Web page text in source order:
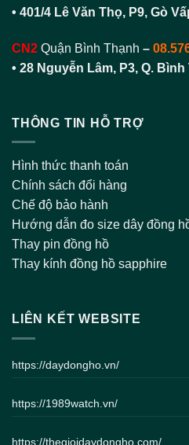
• 401/4 Lê Văn Thọ, P9, Gò
CN2 Quận Bình Thạnh –
• 28 Nguyễn Lâm, P3, Q. Bình
THÔNG TIN HỖ TRỢ
Hình thức thanh toán
Chính sách đổi hàng
Chế độ bảo hành
Hướng dẫn đo size dây đồng
Thay pin đồng hồ
Thay kính đồng hồ sapphire
LIÊN KẾT WEBSITE
https://daydongho.vn/
https://1989watch.vn/
https://thegioidaydongho.com/